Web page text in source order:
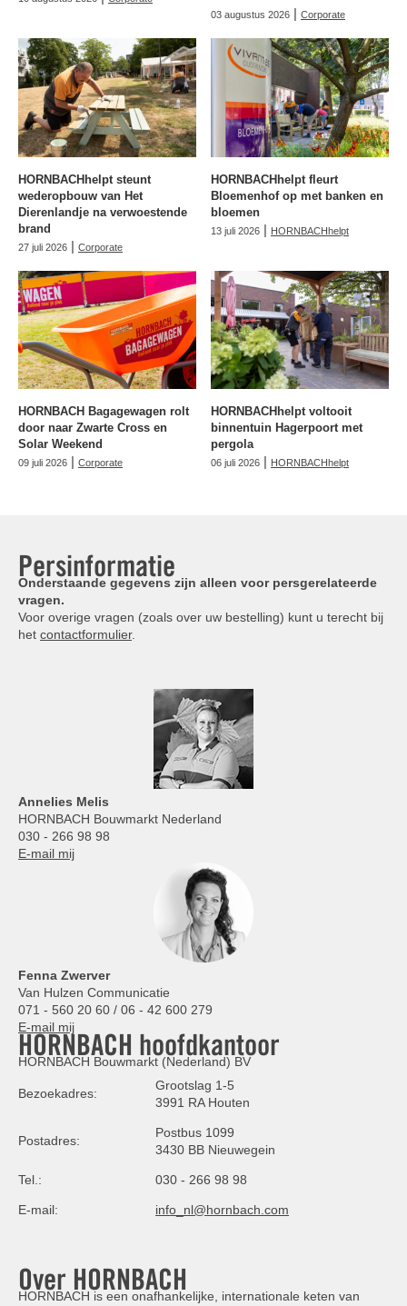
03 augustus 2026 | Corporate
HORNBACHhelpt steunt
wederopbouw van Het
Dierenlandje na verwoestende
brand
27 juli 2026 | Corporate
HORNBACHhelpt fleurt
Bloemenhof op met banken en
bloemen
13 juli 2026 | HORNBACHhelpt
HORNBACH Bagagewagen rolt
door naar Zwarte Cross en
Solar Weekend
09 juli 2026 | Corporate
HORNBACHhelpt voltooit
binnentuin Hagerpoort met
pergola
06 juli 2026 | HORNBACHhelpt
Persinformatie
Onderstaande gegevens zijn alleen voor persgerelateerde
vragen.
Voor overige vragen (zoals over uw bestelling) kunt u terecht bij
het contactformulier.
Annelies Melis
HORNBACH Bouwmarkt Nederland
030 - 266 98 98
E-mail mij
Fenna Zwerver
Van Hulzen Communicatie
071 - 560 20 60 / 06 - 42 600 279
E-mail mij
HORNBACH hoofdkantoor
HORNBACH Bouwmarkt (Nederland) BV
Bezoekadres:
Grootslag 1-5
3991 RA Houten
Postadres:
Postbus 1099
3430 BB Nieuwegein
Tel.: 030 - 266 98 98
E-mail: info_nl@hornbach.com
Over HORNBACH
HORNBACH is een onafhankelijke, internationale keten van